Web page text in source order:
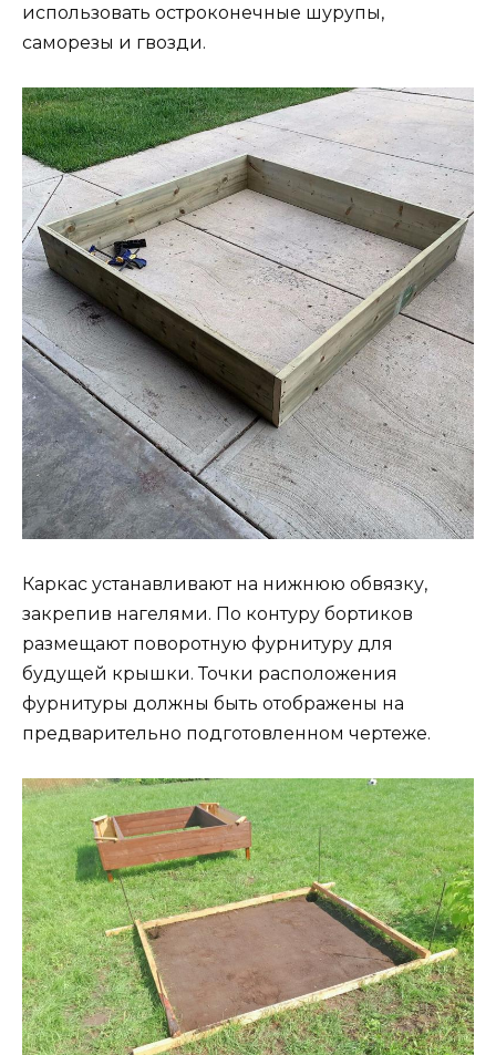
использовать остроконечные шурупы,
саморезы и гвозди.
Каркас устанавливают на нижнюю обвязку,
закрепив нагелями. По контуру бортиков
размещают поворотную фурнитуру для
будущей крышки. Точки расположения
фурнитуры должны быть отображены на
предварительно подготовленном чертеже.